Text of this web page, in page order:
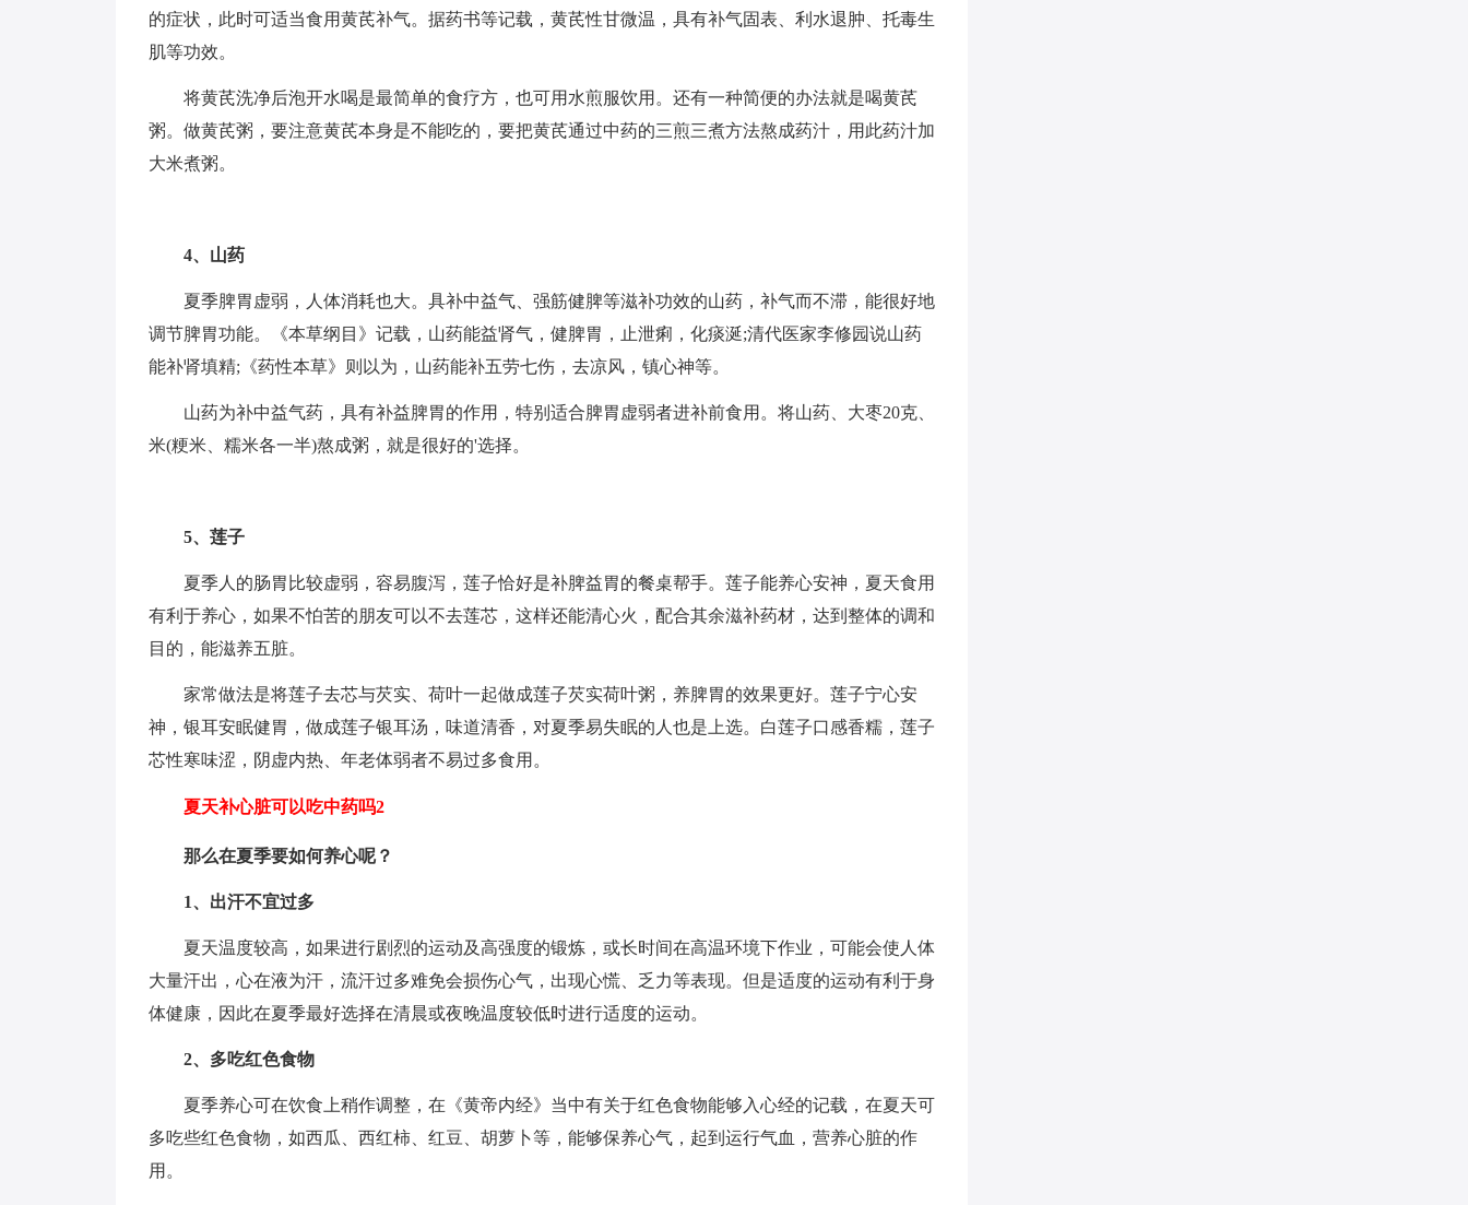
的症状，此时可适当食用黄芪补气。据药书等记载，黄芪性甘微温，具有补气固表、利水退肿、托毒生
肌等功效。
将黄芪洗净后泡开水喝是最简单的食疗方，也可用水煎服饮用。还有一种简便的办法就是喝黄芪
粥。做黄芪粥，要注意黄芪本身是不能吃的，要把黄芪通过中药的三煎三煮方法熬成药汁，用此药汁加
大米煮粥。
4、山药
夏季脾胃虚弱，人体消耗也大。具补中益气、强筋健脾等滋补功效的山药，补气而不滞，能很好地
调节脾胃功能。《本草纲目》记载，山药能益肾气，健脾胃，止泄痢，化痰涎;清代医家李修园说山药
能补肾填精;《药性本草》则以为，山药能补五劳七伤，去凉风，镇心神等。
山药为补中益气药，具有补益脾胃的作用，特别适合脾胃虚弱者进补前食用。将山药、大枣20克、
米(粳米、糯米各一半)熬成粥，就是很好的'选择。
5、莲子
夏季人的肠胃比较虚弱，容易腹泻，莲子恰好是补脾益胃的餐桌帮手。莲子能养心安神，夏天食用
有利于养心，如果不怕苦的朋友可以不去莲芯，这样还能清心火，配合其余滋补药材，达到整体的调和
目的，能滋养五脏。
家常做法是将莲子去芯与芡实、荷叶一起做成莲子芡实荷叶粥，养脾胃的效果更好。莲子宁心安
神，银耳安眠健胃，做成莲子银耳汤，味道清香，对夏季易失眠的人也是上选。白莲子口感香糯，莲子
芯性寒味涩，阴虚内热、年老体弱者不易过多食用。
夏天补心脏可以吃中药吗2
那么在夏季要如何养心呢？
1、出汗不宜过多
夏天温度较高，如果进行剧烈的运动及高强度的锻炼，或长时间在高温环境下作业，可能会使人体
大量汗出，心在液为汗，流汗过多难免会损伤心气，出现心慌、乏力等表现。但是适度的运动有利于身
体健康，因此在夏季最好选择在清晨或夜晚温度较低时进行适度的运动。
2、多吃红色食物
夏季养心可在饮食上稍作调整，在《黄帝内经》当中有关于红色食物能够入心经的记载，在夏天可
多吃些红色食物，如西瓜、西红柿、红豆、胡萝卜等，能够保养心气，起到运行气血，营养心脏的作
用。